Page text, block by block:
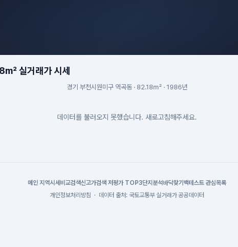
실거래가 시세
경기 부천시원미구 역곡동 · 82.18m² · 1986년
데이터를 불러오지 못했습니다. 새로고침해주세요.
메인 지역시세 비교검색신고가검색 저평가 TOP3단지분석 바닥찾기 백테스트 관심목록
개인정보처리방침 · 데이터 출처: 국토교통부 실거래가 공공데이터